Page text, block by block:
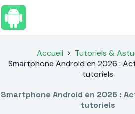
Passer
au
contenu
Accueil
Tutoriels &
Smartphone Android en 2026 :
tutoriels
Smartphone Android en 2026 :
tutoriels